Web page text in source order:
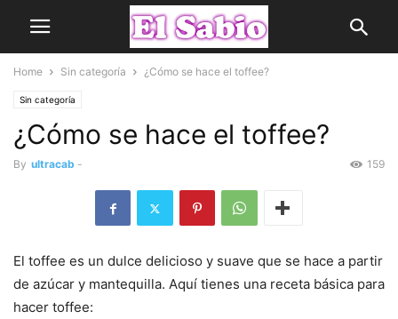
Home Sin categoría ¿Cómo se hace el toffee?
Sin categoría
¿Cómo se hace el toffee?
By ultracab - 159
El toffee es un dulce delicioso y suave que se hace a partir
de azúcar y mantequilla. Aquí tienes una receta básica para
hacer toffee: